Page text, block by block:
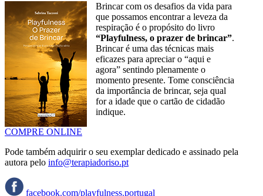
Brincar com os desafios da vida para
que possamos encontrar a leveza da
respiração é o propósito do livro
“Playfulness, o prazer de brincar”.
Brincar é uma das técnicas mais
eficazes para apreciar o “aqui e
agora” sentindo plenamente o
momento presente. Tome consciência
da importância de brincar, seja qual
for a idade que o cartão de cidadão
indique.
COMPRE ONLINE
Pode também adquirir o seu exemplar dedicado e assinado pela
autora pelo info@terapiadoriso.pt
facebook.com/playfulness.portugal